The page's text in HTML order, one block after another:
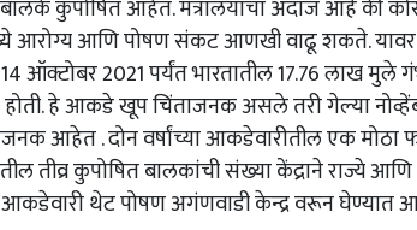
कुपोषित आहेत. मंत्रालयाचा अंदाज आहे की
आरोग्य आणि पोषण संकट आणखी वाढू शकते. यावर
ऑक्टोबर 2021 पर्यंत भारतातील 17.76 लाख मुले
हे आकडे खूप चिंताजनक असले तरी गेल्या
आहेत . दोन वर्षांच्या आकडेवारीतील एक मोठा
तीव्र कुपोषित बालकांची संख्या केंद्राने राज्ये आणि
आकडेवारी थेट पोषण अगंणवाडी केन्द्र वरून